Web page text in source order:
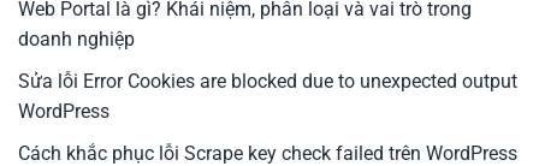
Web Portal là gì? Khái niệm, phân loại và vai trò trong
doanh nghiệp
Sửa lỗi Error Cookies are blocked due to unexpected output
WordPress
Cách khắc phục lỗi Scrape key check failed trên WordPress